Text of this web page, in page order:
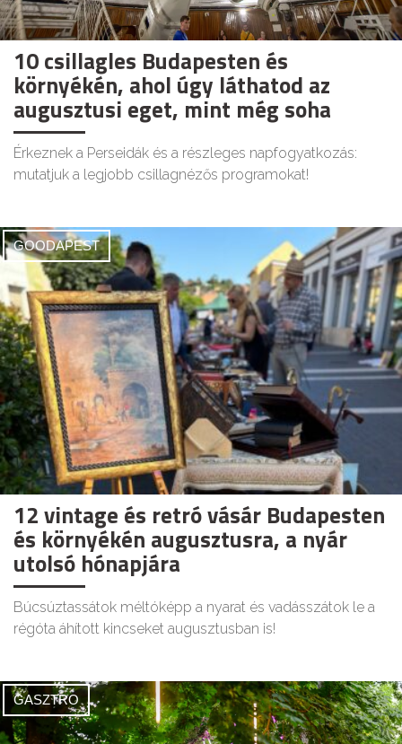
10 csillagles Budapesten és
környékén, ahol úgy láthatod az
augusztusi eget, mint még soha
Érkeznek a Perseidák és a részleges napfogyatkozás:
mutatjuk a legjobb csillagnézős programokat!
GOODAPEST
12 vintage és retró vásár Budapesten
és környékén augusztusra, a nyár
utolsó hónapjára
Búcsúztassátok méltóképp a nyarat és vadásszátok le a
régóta áhított kincseket augusztusban is!
GASZTRO